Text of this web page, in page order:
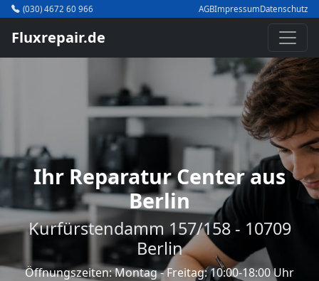
(030) 4672 60 966 AGBImpressumDatenschutz
Fluxrepair.de
Ihr Reparatur Center aus
Berlin
Kurfürstendamm 157/158 - 10709
Berlin
Öffnungszeiten: Montag - Freitag: 10:00-18:00 Uhr